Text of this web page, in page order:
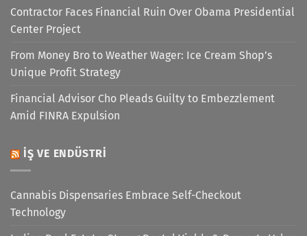
Contractor Faces Financial Ruin Over Obama Presidential
Center Project
From Money Bro to Weather Wager: Ice Cream Shop’s
Unique Profit Strategy
Financial Advisor Cho Pleads Guilty to Embezzlement
Amid FINRA Expulsion
İŞ VE ENDÜSTRI
Cannabis Dispensaries Embrace Self-Checkout
Technology